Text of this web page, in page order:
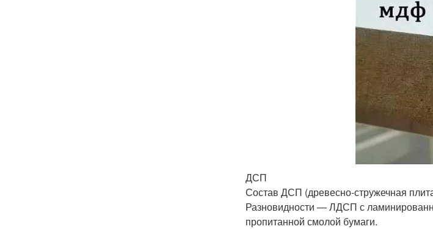
ДСП
Состав ДСП (древесно-стружечная
Разновидности — ЛДСП с
пропитанной смолой бумаги.